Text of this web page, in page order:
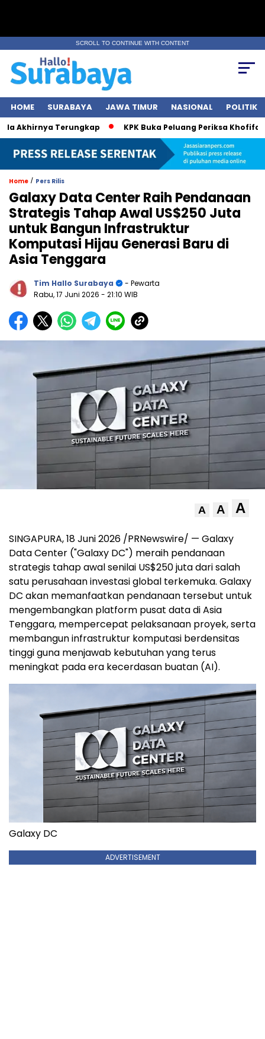
SCROLL TO CONTINUE WITH CONTENT
HOME SURABAYA JAWA TIMUR NASIONAL POLITIK
Terungkap KPK Buka Peluang Periksa Khofifah
Home / Pers Rilis
Galaxy Data Center Raih Pendanaan
Strategis Tahap Awal US$250 Juta
untuk Bangun Infrastruktur
Komputasi Hijau Generasi Baru di
Asia Tenggara
Tim Hallo Surabaya
- Pewarta
Rabu, 17 Juni 2026 - 21:10 WIB
A A A
SINGAPURA,18 Juni 2026 /PRNewswire/ — Galaxy
Data Center ("Galaxy DC") meraih pendanaan
strategis tahap awal senilai US$250 juta dari salah
satu perusahaan investasi global terkemuka. Galaxy
DC akan memanfaatkan pendanaan tersebut untuk
mengembangkan platform pusat data di Asia
Tenggara, mempercepat pelaksanaan proyek, serta
membangun infrastruktur komputasi berdensitas
tinggi guna menjawab kebutuhan yang terus
meningkat pada era kecerdasan buatan (AI).
Galaxy DC
ADVERTISEMENT